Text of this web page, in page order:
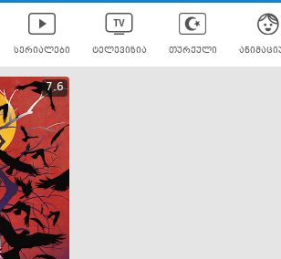
ანიმე
სერიალები ტელევიზია თურქული
7.6